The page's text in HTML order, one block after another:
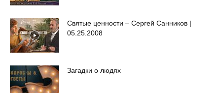
Святые ценности – Сергей Санников |
05.25.2008
Загадки о людях